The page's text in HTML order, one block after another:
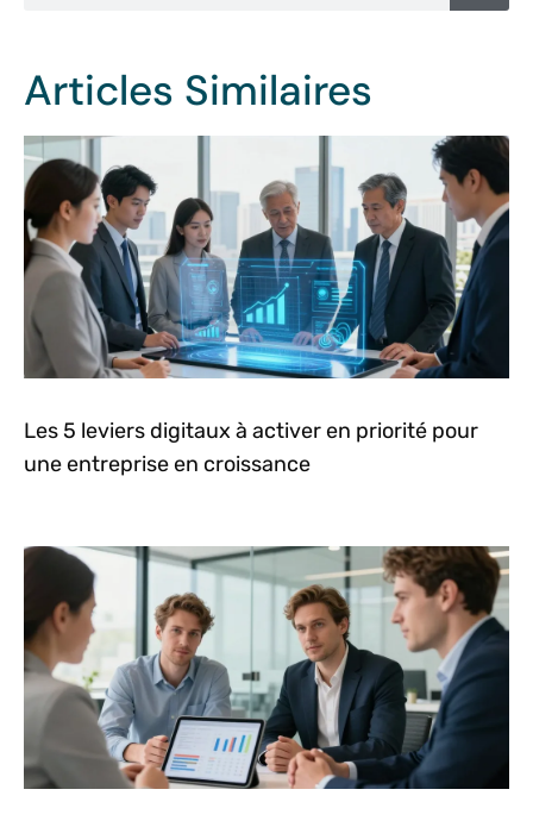
Articles Similaires
Les 5 leviers digitaux à activer en priorité pour
une entreprise en croissance